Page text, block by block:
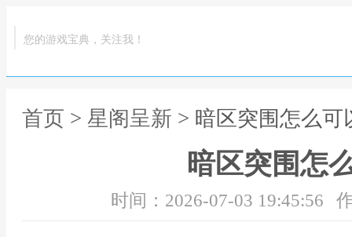
您的游戏宝典，关注我！
首页 > 星阁呈新 > 暗区突围怎么可
暗区突围怎
时间：2026-07-03 19:45:56